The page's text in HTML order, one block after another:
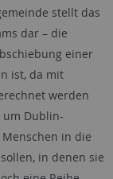
stellt das
dar – die
einer
ist, da mit
werden
um Dublin-
in die
in denen sie